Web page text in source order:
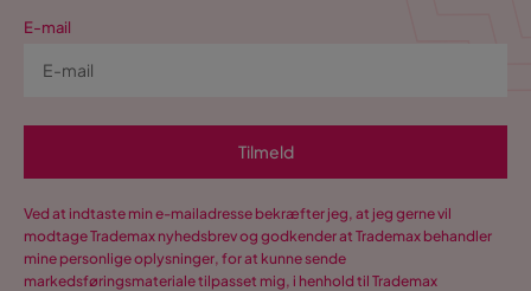
E-mail
Tilmeld
Ved at indtaste min e-mailadresse bekræfter jeg, at jeg gerne vil
modtage Trademax nyhedsbrev og godkender at Trademax behandler
mine personlige oplysninger, for at kunne sende
markedsføringsmateriale tilpasset mig, i henhold til Trademax